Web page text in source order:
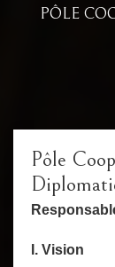
PÔLE
Pôle
I. Vision